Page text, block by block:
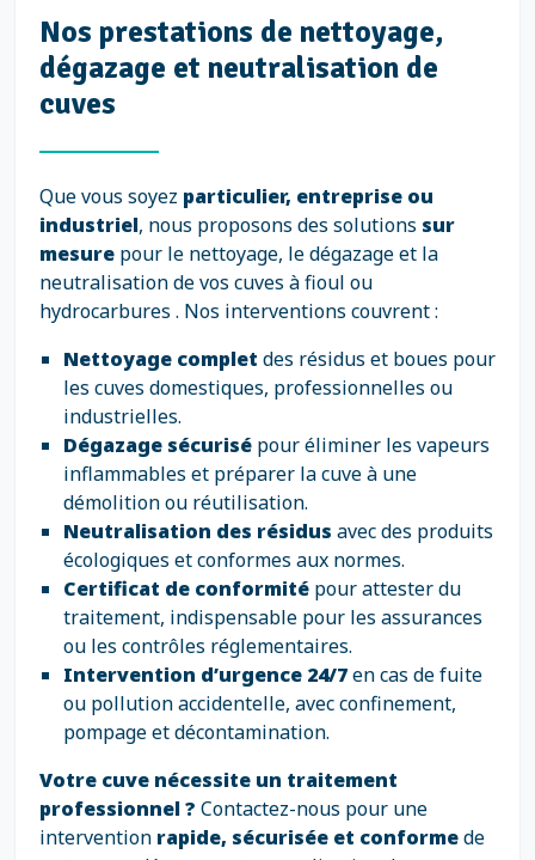
Nos prestations de nettoyage,
dégazage et neutralisation de
cuves
Que vous soyez particulier, entreprise ou
industriel, nous proposons des solutions sur
mesure pour le nettoyage, le dégazage et la
neutralisation de vos cuves à fioul ou
hydrocarbures . Nos interventions couvrent :
Nettoyage complet des résidus et boues pour
les cuves domestiques, professionnelles ou
industrielles.
Dégazage sécurisé pour éliminer les vapeurs
inflammables et préparer la cuve à une
démolition ou réutilisation.
Neutralisation des résidus avec des produits
écologiques et conformes aux normes.
Certificat de conformité pour attester du
traitement, indispensable pour les assurances
ou les contrôles réglementaires.
Intervention d’urgence 24/7en cas de fuite
ou pollution accidentelle, avec confinement,
pompage et décontamination.
Votre cuve nécessite un traitement
professionnel ? Contactez-nous pour une
intervention rapide, sécurisée et conformede